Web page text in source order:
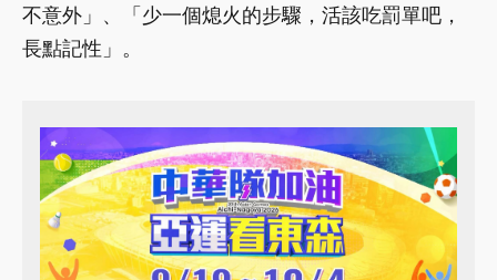
不意外」、「少一個熄火的步驟，活該吃罰單吧，
長點記性」。